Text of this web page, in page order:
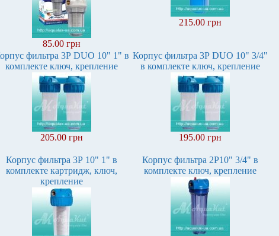
85.00 грн
215.00 грн
фильтра 3Р DUO 10" 1" в
комплекте ключ, крепление
205.00 грн
Корпус фильтра 3Р DUO 10" 3/4"
в комплекте ключ, крепление
195.00 грн
Корпус фильтра 3Р 10" 1" в
комплекте картридж, ключ,
крепление
Корпус фильтра 2Р10" 3/4" в
комплекте ключ, крепление